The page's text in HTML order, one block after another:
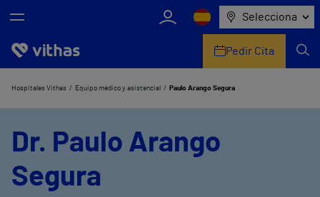
Selecciona
Nosotros
Equipo médico y asistencial
Pedir Cita
Hospitales Vithas Equipo médico y asistencial Paulo Arango Segura
Dr. Paulo Arango
Segura